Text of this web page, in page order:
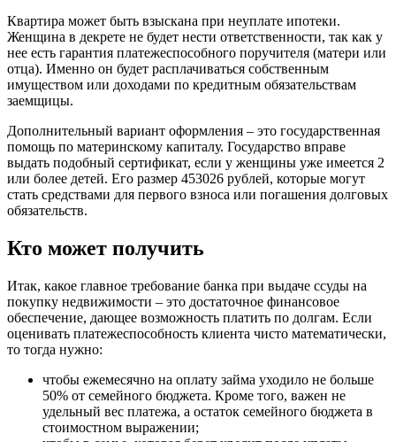
Квартира может быть взыскана при неуплате ипотеки.
Женщина в декрете не будет нести ответственности, так как у
нее есть гарантия платежеспособного поручителя (матери или
отца). Именно он будет расплачиваться собственным
имуществом или доходами по кредитным обязательствам
заемщицы.
Дополнительный вариант оформления – это государственная
помощь по материнскому капиталу. Государство вправе
выдать подобный сертификат, если у женщины уже имеется 2
или более детей. Его размер 453026 рублей, которые могут
стать средствами для первого взноса или погашения долговых
обязательств.
Кто может получить
Итак, какое главное требование банка при выдаче ссуды на
покупку недвижимости – это достаточное финансовое
обеспечение, дающее возможность платить по долгам. Если
оценивать платежеспособность клиента чисто математически,
то тогда нужно:
чтобы ежемесячно на оплату займа уходило не больше
50% от семейного бюджета. Кроме того, важен не
удельный вес платежа, а остаток семейного бюджета в
стоимостном выражении;